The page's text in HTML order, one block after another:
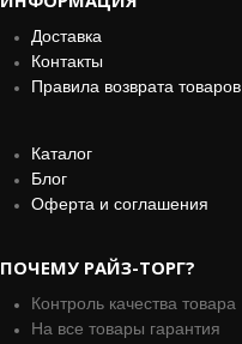
Доставка
Контакты
Правила возврата товаров
Каталог
Блог
Оферта и соглашения
ПОЧЕМУ РАЙЗ-ТОРГ?
Контроль качества товара
На все товары гарантия